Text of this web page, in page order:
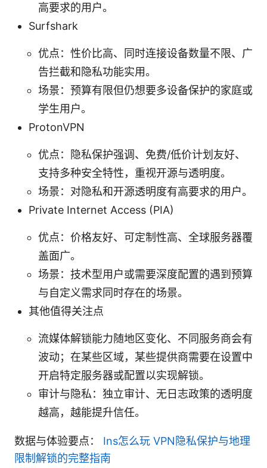
高要求的用户。
Surfshark
优点：性价比高、同时连接设备数量不限、广
告拦截和隐私功能实用。
场景：预算有限但仍想要多设备保护的家庭或
学生用户。
ProtonVPN
优点：隐私保护强调、免费/低价计划友好、
支持多种安全特性，重视开源与透明度。
场景：对隐私和开源透明度有高要求的用户。
Private Internet Access (PIA)
优点：价格友好、可定制性高、全球服务器覆
盖面广。
场景：技术型用户或需要深度配置的遇到预算
与自定义需求同时存在的场景。
其他值得关注点
流媒体解锁能力随地区变化、不同服务商会有
波动；在某些区域，某些提供商需要在设置中
开启特定服务器或配置以实现解锁。
审计与隐私：独立审计、无日志政策的透明度
越高，越能提升信任。
数据与体验要点： Ins怎么玩 VPN隐私保护与地理
限制解锁的完整指南